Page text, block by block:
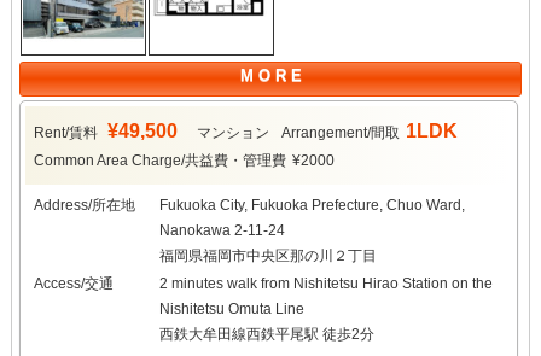
M O R E
Rent/賃料 ¥49,500 マンション Arrangement/間取 1LDK
Common Area Charge/共益費・管理費 ¥2000
Address/所在地
Fukuoka City, Fukuoka Prefecture, Chuo Ward,
Nanokawa 2-11-24
福岡県福岡市中央区那の川２丁目
Access/交通
2 minutes walk from Nishitetsu Hirao Station on the
Nishitetsu Omuta Line
西鉄大牟田線西鉄平尾駅 徒歩2分